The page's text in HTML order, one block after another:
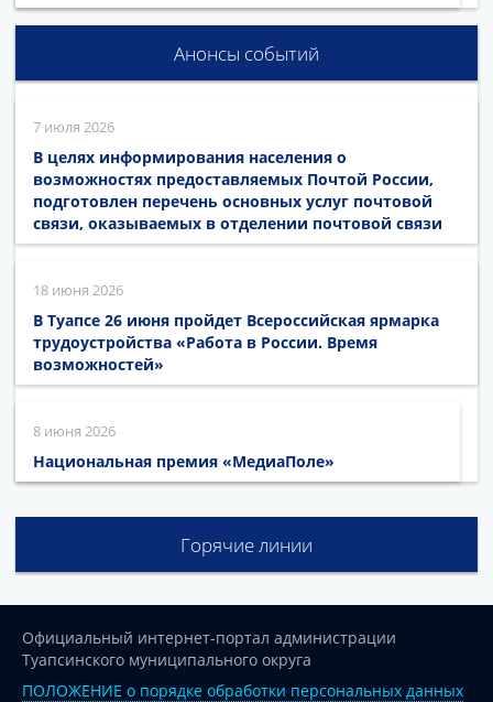
Анонсы событий
7 июля 2026
В целях информирования населения о
возможностях предоставляемых Почтой России,
подготовлен перечень основных услуг почтовой
связи, оказываемых в отделении почтовой связи
18 июня 2026
В Туапсе 26 июня пройдет Всероссийская ярмарка
трудоустройства «Работа в России. Время
возможностей»
8 июня 2026
Национальная премия «МедиаПоле»
Горячие линии
Официальный интернет-портал администрации
Туапсинского муниципального округа
ПОЛОЖЕНИЕ о порядке обработки персональных данных